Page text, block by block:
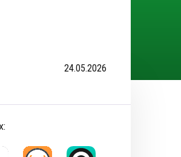
24.05.2026